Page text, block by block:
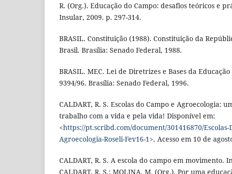
R. (Org.). Educação do Campo: desafios teóricos e
Insular, 2009. p. 297-314.
BRASIL. Constituição (1988). Constituição da
Brasil. Brasília: Senado Federal, 1988.
BRASIL. MEC. Lei de Diretrizes e Bases da Educação
9394/96. Brasília: Senado Federal, 1996.
CALDART, R. S. Escolas do Campo e Agroecologia:
trabalho com a vida e pela vida! Disponível em:
<https://pt.scribd.com/document/301416870/Escolas-
Agroecologia-Roseli-Fev16-1 >. Acesso em 10 de
CALDART, R. S. A escola do campo em movimento.
CALDART, R. S.; MOLINA, M. (Org.). Por uma